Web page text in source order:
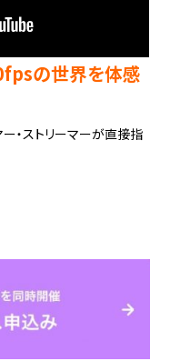
の世界を体感
・ストリーマーが直接指